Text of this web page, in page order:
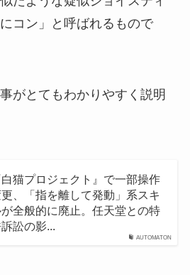
コン」と呼ばれるもので
がとてもわかりやすく説明
AUTOMATON
白猫プロジェクト』で一部操作
、「指を離して発動」系スキ
が全般的に廃止。任天堂との特
訟の影...